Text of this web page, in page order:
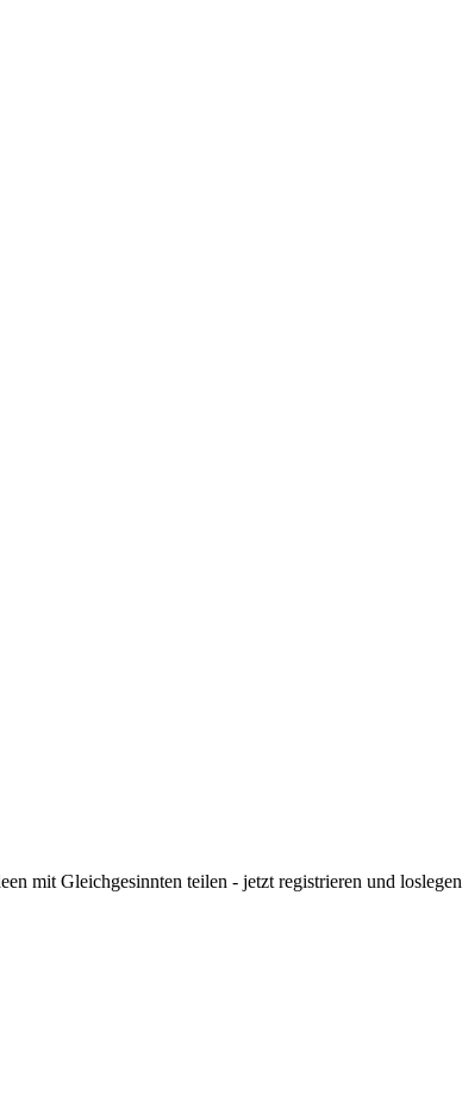
mit Gleichgesinnten teilen - jetzt registrieren und loslegen